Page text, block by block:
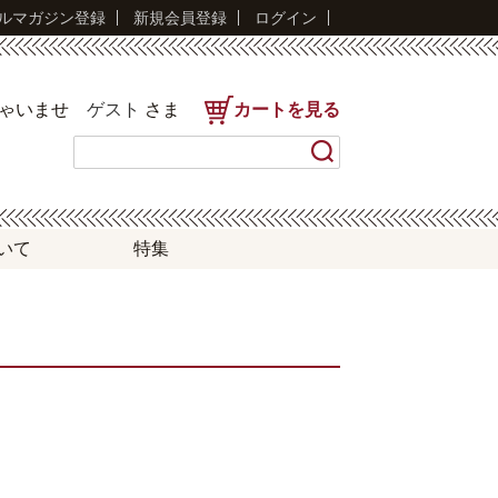
マガジン登録 新規会員登録 ログイン
いませ ゲスト さま カートを見る
て 特集